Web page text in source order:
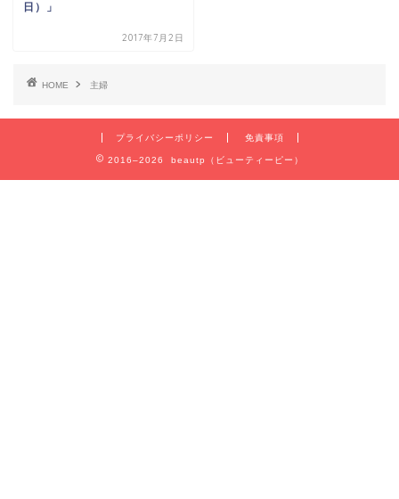
日）」
2017年7月2日
HOME 主婦
プライバシーポリシー 免責事項
2016–2026 beautp（ビューティーピー）